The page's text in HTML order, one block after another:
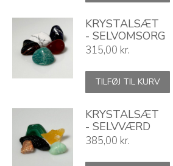
KRYSTALSÆT
- SELVOMSORG
315,00 kr.
TILFØJ TIL KURV
KRYSTALSÆT
- SELVVÆRD
385,00 kr.